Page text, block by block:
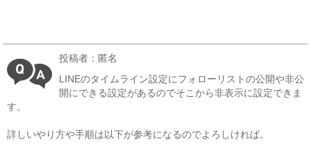
投稿者：匿名
LINEのタイムライン設定にフォローリストの公開や非公
開にできる設定があるのでそこから非表示に設定できま
す。
詳しいやり方や手順は以下が参考になるのでよろしければ。